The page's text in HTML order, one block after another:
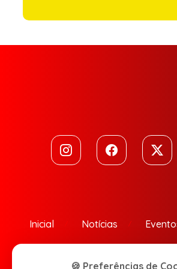
Inicial Notícias
🍪 Preferências de